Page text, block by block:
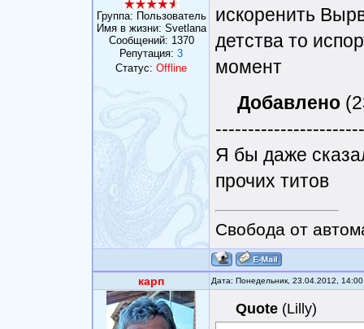
Группа: Пользователь
Имя в жизни: Svetlana
Сообщений: 1370
Репутация: 3
Статус: Offline
искоренить
детства то
момент
Добавлено
Я бы даже
прочих титов
Свобода от
карп Дата: Понедельник, 23.04.2012,
Quote (Lilly)